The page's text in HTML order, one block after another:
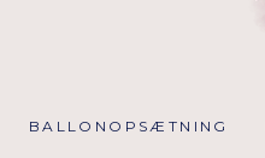
BALLONOPSÆTNING